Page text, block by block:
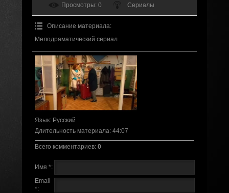
Просмотры: 0 Сериалы
Описание материала:
Мелодраматический сериал
Язык: Русский
Длительность материала: 44:07
Всего комментариев: 0
Имя *:
Email
*: